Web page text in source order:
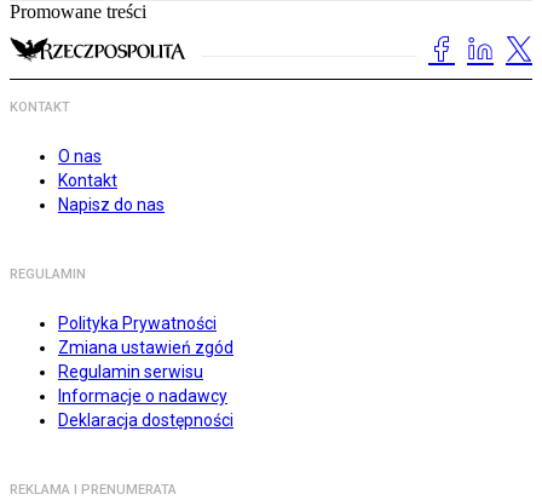
Promowane treści
KONTAKT
O nas
Kontakt
Napisz do nas
REGULAMIN
Polityka Prywatności
Zmiana ustawień zgód
Regulamin serwisu
Informacje o nadawcy
Deklaracja dostępności
REKLAMA I PRENUMERATA